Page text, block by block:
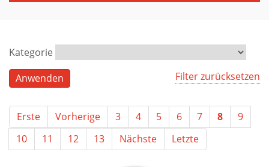
Kategorie
Filter zurücksetzen
Erste Vorherige 3 4 5 6 7 8
9
10
11 12 13 Nächste Letzte